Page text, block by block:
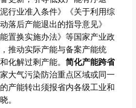
行业准入条件》《关于利用综
落后产能退出的指导意见》
置换实施办法》等国家产业政
推动实际产能与备案产能统
化解过剩产能。简化产能跨省
大气污染防治重点区域或同一
产能转出须报省内各级工业和
。